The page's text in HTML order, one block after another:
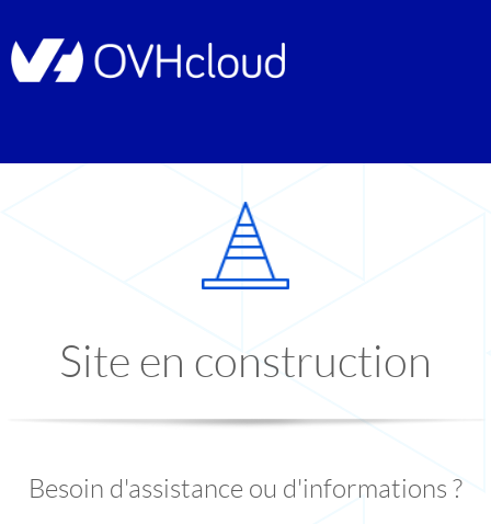
Site en construction
Besoin d'assistance ou d'informations ?